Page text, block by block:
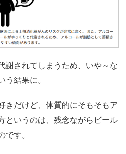
謝されてしまうため、いや～な
う結果に。
きだけど、体質的にそもそもア
というのは、残念ながらビール
です。